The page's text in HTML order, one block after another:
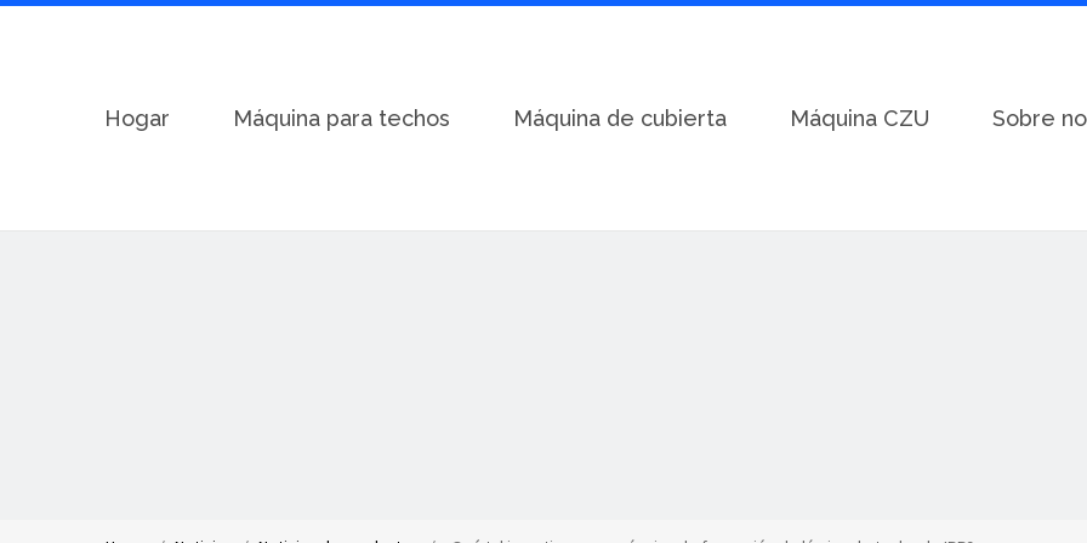
Hogar Máquina para techos Máquina de cubierta Máquina CZU Sobre